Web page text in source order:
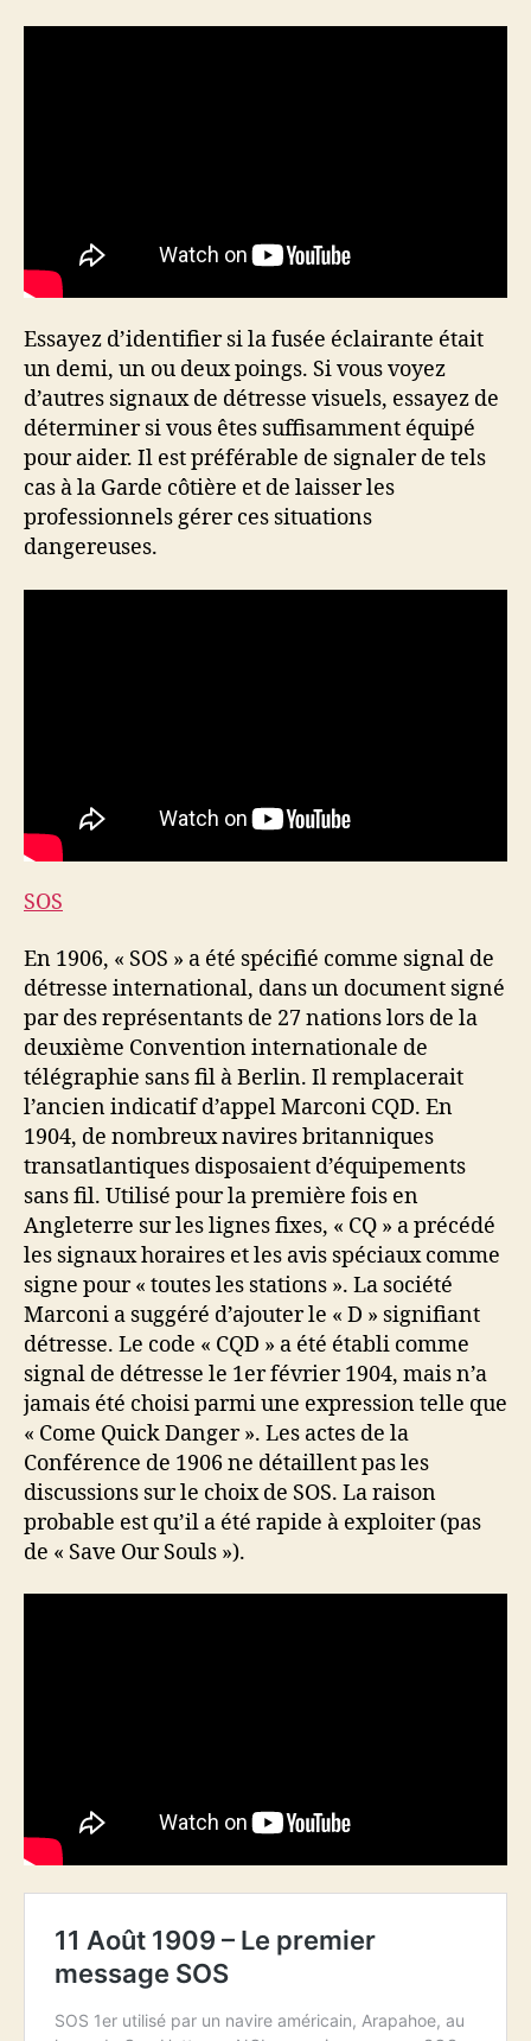
Essayez d’identifier si la fusée éclairante était
un demi, un ou deux poings. Si vous voyez
d’autres signaux de détresse visuels, essayez de
déterminer si vous êtes suffisamment équipé
pour aider. Il est préférable de signaler de tels
cas à la Garde côtière et de laisser les
professionnels gérer ces situations
dangereuses.
SOS
En 1906, « SOS » a été spécifié comme signal de
détresse international, dans un document signé
par des représentants de 27 nations lors de la
deuxième Convention internationale de
télégraphie sans fil à Berlin. Il remplacerait
l’ancien indicatif d’appel Marconi CQD. En
1904, de nombreux navires britanniques
transatlantiques disposaient d’équipements
sans fil. Utilisé pour la première fois en
Angleterre sur les lignes fixes, « CQ » a précédé
les signaux horaires et les avis spéciaux comme
signe pour « toutes les stations ». La société
Marconi a suggéré d’ajouter le « D » signifiant
détresse. Le code « CQD » a été établi comme
signal de détresse le 1er février 1904, mais n’a
jamais été choisi parmi une expression telle que
« Come Quick Danger ». Les actes de la
Conférence de 1906 ne détaillent pas les
discussions sur le choix de SOS. La raison
probable est qu’il a été rapide à exploiter (pas
de « Save Our Souls »).